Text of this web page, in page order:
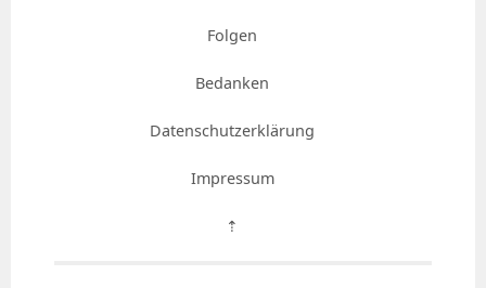
Folgen
Bedanken
Datenschutzerklärung
Impressum
⇡